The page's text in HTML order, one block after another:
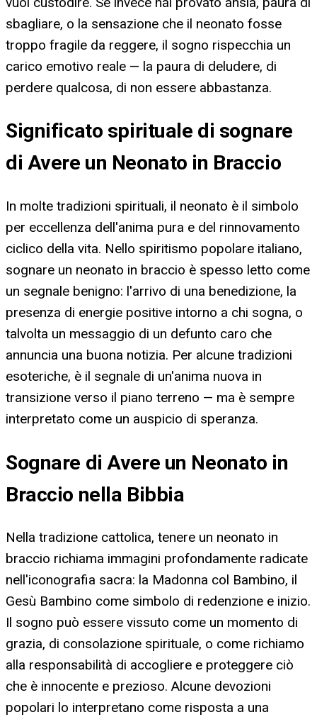
sbagliare, o la sensazione che il neonato fosse
troppo fragile da reggere, il sogno rispecchia un
carico emotivo reale — la paura di deludere, di
perdere qualcosa, di non essere abbastanza.
Significato spirituale di sognare
di Avere un Neonato in Braccio
In molte tradizioni spirituali, il neonato è il simbolo
per eccellenza dell'anima pura e del rinnovamento
ciclico della vita. Nello spiritismo popolare italiano,
sognare un neonato in braccio è spesso letto come
un segnale benigno: l'arrivo di una benedizione, la
presenza di energie positive intorno a chi sogna, o
talvolta un messaggio di un defunto caro che
annuncia una buona notizia. Per alcune tradizioni
esoteriche, è il segnale di un'anima nuova in
transizione verso il piano terreno — ma è sempre
interpretato come un auspicio di speranza.
Sognare di Avere un Neonato in
Braccio nella Bibbia
Nella tradizione cattolica, tenere un neonato in
braccio richiama immagini profondamente radicate
nell'iconografia sacra: la Madonna col Bambino, il
Gesù Bambino come simbolo di redenzione e inizio.
Il sogno può essere vissuto come un momento di
grazia, di consolazione spirituale, o come richiamo
alla responsabilità di accogliere e proteggere ciò
che è innocente e prezioso. Alcune devozioni
popolari lo interpretano come risposta a una